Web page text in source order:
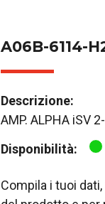
A06B-6114-
Descrizione:
AMP. ALPHA iSV
Disponibilità:
Compila i tuoi